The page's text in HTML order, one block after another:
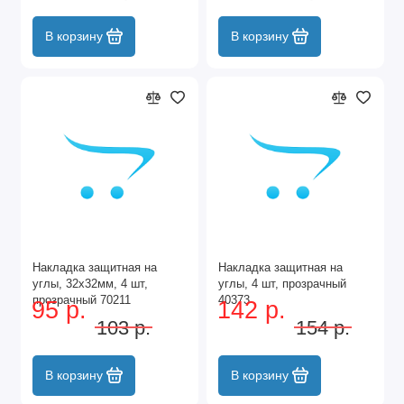
В корзину В корзину
Накладка защитная на
углы, 32х32мм, 4 шт,
прозрачный 70211
95 р.
103 р.
В корзину
Накладка защитная на
углы, 4 шт, прозрачный
40373
142 р.
154 р.
В корзину